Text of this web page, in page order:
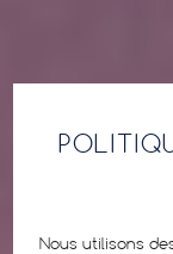
Nous utilisons